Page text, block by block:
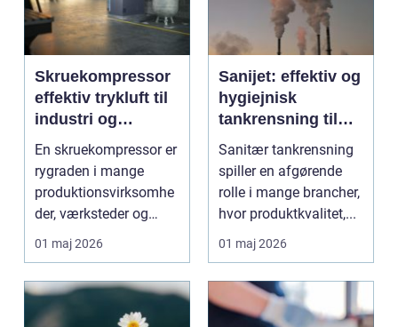
Skruekompressor
effektiv trykluft til
industri og
værksted
En skruekompressor er
rygraden i mange
produktionsvirksomhe
der, værksteder og
autohuse. Den leverer
01 maj 2026
Sanijet: effektiv og
hygiejnisk
tankrensning til
krævende
industrier
Sanitær tankrensning
spiller en afgørende
rolle i mange brancher,
hvor produktkvalitet,...
01 maj 2026